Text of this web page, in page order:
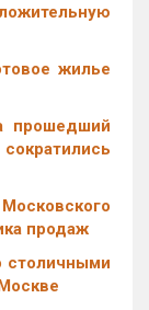
жилье
прошедший
продаж
столичными